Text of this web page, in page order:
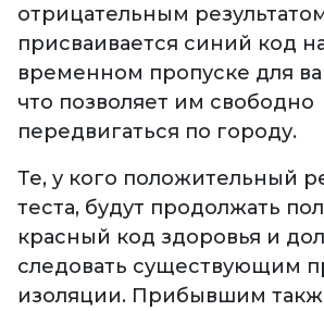
отрицательным
присваивается синий код
временном пропуске для
что позволяет им свободно
передвигаться по городу.
Те, у кого положительный
теста, будут продолжать
красный код здоровья и
следовать существующим
изоляции. Прибывшим